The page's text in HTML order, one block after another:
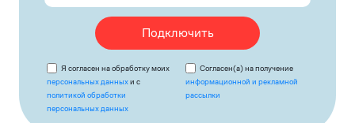
Подключить
Я согласен на обработку моих
персональных данныхи с
политикой обработки
персональных данных
Согласен(а) на получение
информационной и рекламной
рассылки